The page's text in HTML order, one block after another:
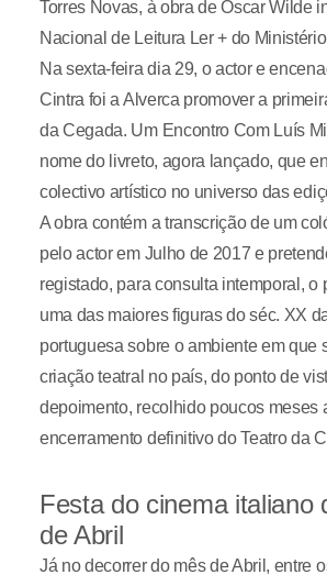
Torres Novas, à obra de Oscar Wilde
Nacional de Leitura Ler + do
Na sexta-feira dia 29, o actor e
Cintra foi a Alverca promover a
da Cegada. Um Encontro Com Luís
nome do livreto, agora lançado, que
colectivo artístico no universo das
A obra contém a transcrição de um
pelo actor em Julho de 2017 e
registado, para consulta intemporal, o
uma das maiores figuras do séc. XX
portuguesa sobre o ambiente em que
criação teatral no país, do ponto de
depoimento, recolhido poucos meses
encerramento definitivo do Teatro da
Festa do cinema italiano
de Abril
Já no decorrer do mês de Abril, entre